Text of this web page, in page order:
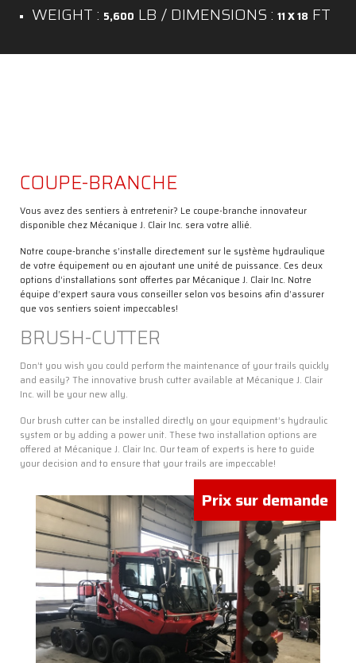
WEIGHT : 5,600 LB / DIMENSIONS : 11 X 18 FT
COUPE-BRANCHE
Vous avez des sentiers à entretenir? Le coupe-branche innovateur
disponible chez Mécanique J. Clair Inc. sera votre allié.
Notre coupe-branche s’installe directement sur le système hydraulique
de votre équipement ou en ajoutant une unité de puissance. Ces deux
options d’installations sont offertes par Mécanique J. Clair Inc. Notre
équipe d’expert saura vous conseiller selon vos besoins afin d’assurer
que vos sentiers soient impeccables!
BRUSH-CUTTER
Don’t you wish you could perform the maintenance of your trails quickly
and easily? The innovative brush cutter available at Mécanique J. Clair
Inc. will be your new ally.
Our brush cutter can be installed directly on your equipment’s hydraulic
system or by adding a power unit. These two installation options are
offered at Mécanique J. Clair Inc. Our team of experts is here to guide
your decision and to ensure that your trails are impeccable!
Prix sur demande